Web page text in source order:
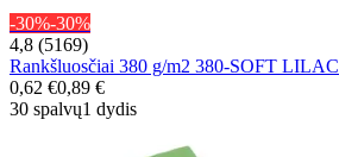
-30%-30%
4,8 (5169)
Rankšluosčiai 380 g/m2 380-SOFT LILAC
0,62 €0,89 €
30 spalvų1 dydis